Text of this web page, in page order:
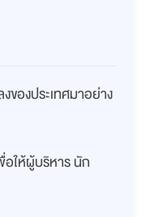
องประเทศมาอย่าง
ให้ผู้บริหาร นัก